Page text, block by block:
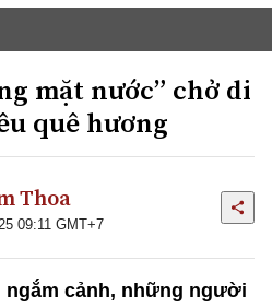
mặt nước” chở di
quê hương
Thoa
09:11 GMT+7
cảnh, những người